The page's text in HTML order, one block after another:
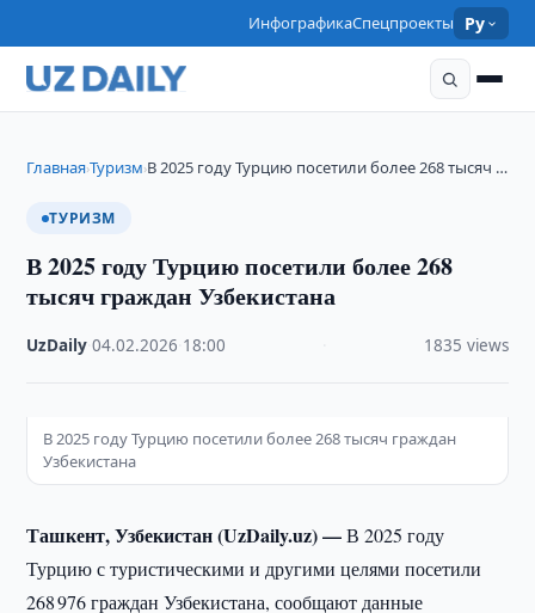
ИнфографикаСпецпроекты Ру
Главная›Туризм›В 2025 году Турцию посетили более 268 тысяч …
ТУРИЗМ
В 2025 году Турцию посетили более 268
тысяч граждан Узбекистана
UzDaily ·04.02.2026 18:00 1835 views
В 2025 году Турцию посетили более 268 тысяч граждан
Узбекистана
Ташкент, Узбекистан (UzDaily.uz) —В 2025 году
Турцию с туристическими и другими целями посетили
268 976 граждан Узбекистана, сообщают данные